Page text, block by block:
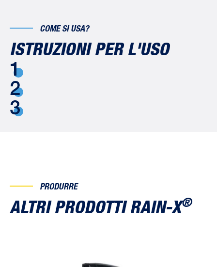
COME SI USA?
ISTRUZIONI PER L'USO
1
2
3
PRODURRE
ALTRI PRODOTTI RAIN-X®